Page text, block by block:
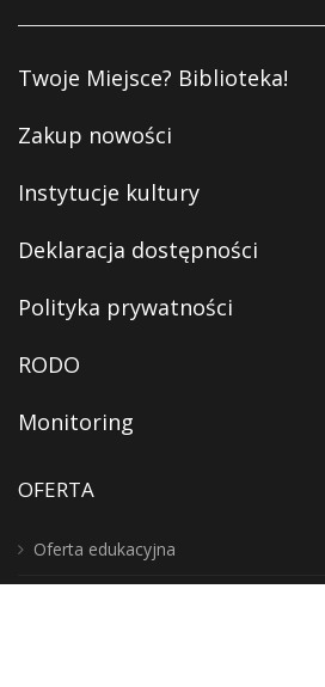
Twoje Miejsce? Biblioteka!
Zakup nowości
Instytucje kultury
Deklaracja dostępności
Polityka prywatności
RODO
Monitoring
OFERTA
Oferta edukacyjna